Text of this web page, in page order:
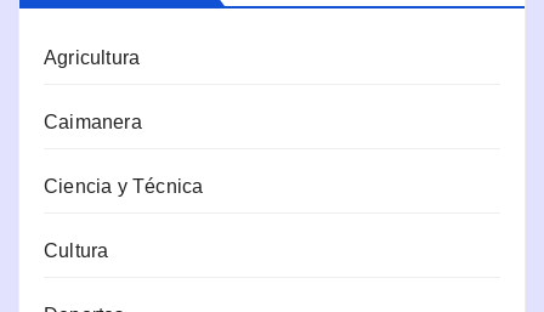
Agricultura
Caimanera
Ciencia y Técnica
Cultura